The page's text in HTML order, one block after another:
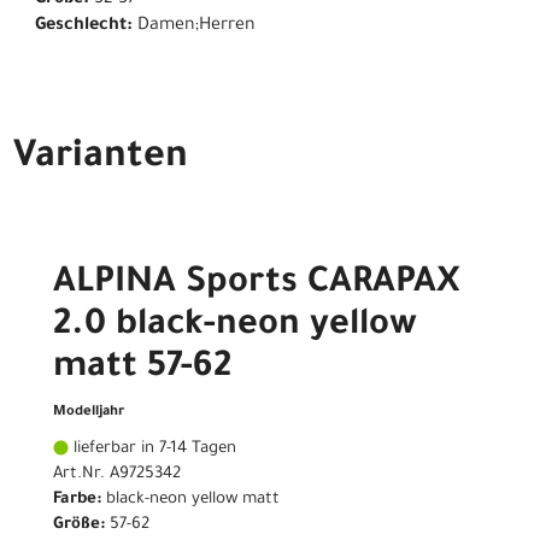
Geschlecht: Damen;Herren
Varianten
ALPINA Sports CARAPAX
2.0 black-neon yellow
matt 57-62
Modelljahr
lieferbar in 7-14 Tagen
Art.Nr. A9725342
Farbe: black-neon yellow matt
Größe: 57-62